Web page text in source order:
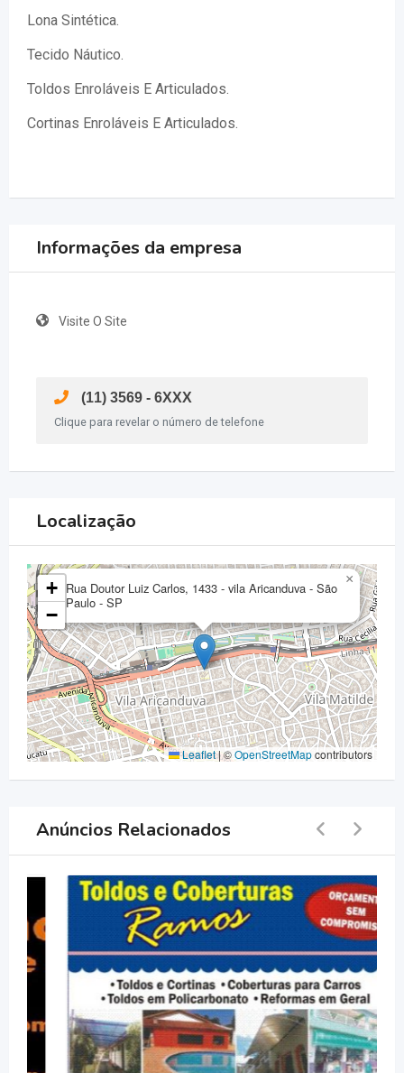
Lona Sintética.
Tecido Náutico.
Toldos Enroláveis E Articulados.
Cortinas Enroláveis E Articulados.
Informações da empresa
Visite O Site
(11) 3569 - 6XXX
Clique para revelar o número de telefone
Localização
Rua Doutor Luiz Carlos, 1433 - vila Aricanduva - São
Paulo - SP
×
+
−
Leaflet|©OpenStreetMapcontributors
Anúncios Relacionados